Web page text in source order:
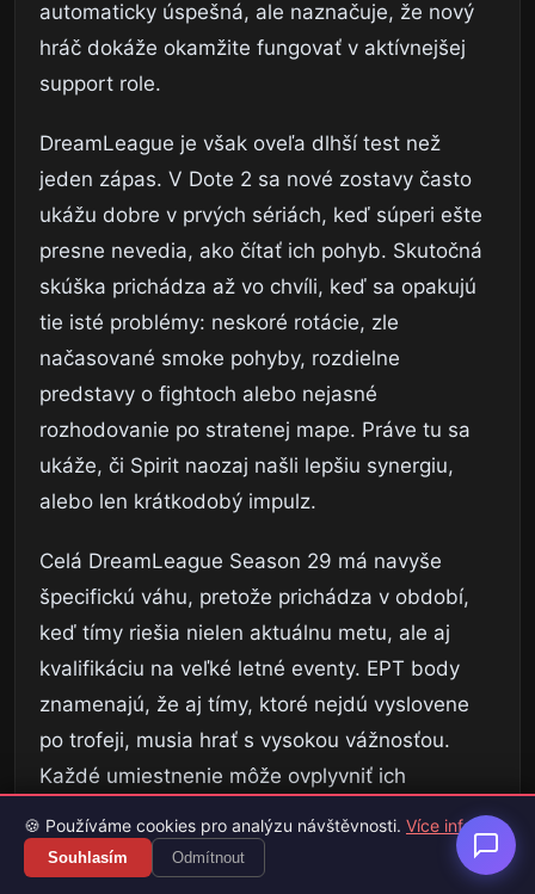
automaticky úspešná, ale naznačuje, že nový
hráč dokáže okamžite fungovať v aktívnejšej
support role.
DreamLeague je však oveľa dlhší test než
jeden zápas. V Dote 2 sa nové zostavy často
ukážu dobre v prvých sériách, keď súperi ešte
presne nevedia, ako čítať ich pohyb. Skutočná
skúška prichádza až vo chvíli, keď sa opakujú
tie isté problémy: neskoré rotácie, zle
načasované smoke pohyby, rozdielne
predstavy o fightoch alebo nejasné
rozhodovanie po stratenej mape. Práve tu sa
ukáže, či Spirit naozaj našli lepšiu synergiu,
alebo len krátkodobý impulz.
Celá DreamLeague Season 29 má navyše
špecifickú váhu, pretože prichádza v období,
keď tímy riešia nielen aktuálnu metu, ale aj
kvalifikáciu na veľké letné eventy. EPT body
znamenajú, že aj tímy, ktoré nejdú vyslovene
po trofeji, musia hrať s vysokou vážnosťou.
Každé umiestnenie môže ovplyvniť ich
Dota 2 tak tento týždeň opäť ukázala, že
🍪 Používáme cookies pro analýzu návštěvnosti. Více info
Souhlasím Odmítnout